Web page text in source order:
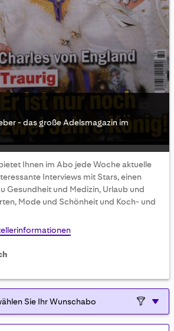
- das große Adelsmagazin im
Ihnen im Abo jede Woche aktuelle
Interviews mit Stars, einen
Gesundheit und Medizin, Urlaub und
Mode und Schönheit und Koch- und